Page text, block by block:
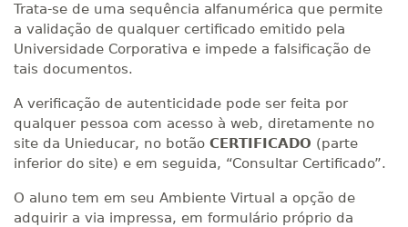
Trata-se de uma sequência alfanumérica que permite
a validação de qualquer certificado emitido pela
Universidade Corporativa e impede a falsificação de
tais documentos.
A verificação de autenticidade pode ser feita por
qualquer pessoa com acesso à web, diretamente no
site da Unieducar, no botão CERTIFICADO (parte
inferior do site) e em seguida, “Consultar Certificado”.
O aluno tem em seu Ambiente Virtual a opção de
adquirir a via impressa, em formulário próprio da